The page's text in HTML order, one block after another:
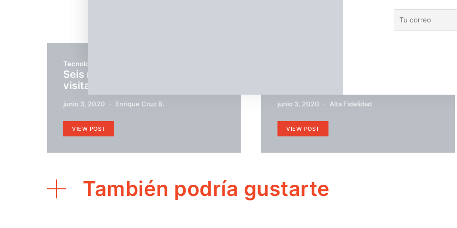
Tecnología & RS
Seis museos virtuales para
visitar desde casa
junio 3, 2020 Enrique Cruz B.
VIEW POST
junio 3, 2020 Alta Fidelidad
VIEW POST
También podría gustarte
las formas en